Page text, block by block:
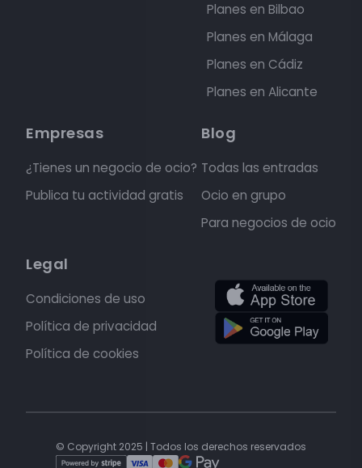
Planes en Bilbao
Planes en Málaga
Planes en Cádiz
Planes en Alicante
Empresas
¿Tienes un negocio de ocio?
Publica tu actividad gratis
Blog
Todas las entradas
Ocio en grupo
Para negocios de ocio
Legal
Condiciones de uso
Política de privacidad
Política de cookies
© Copyright 2025 | Todos los derechos reservados